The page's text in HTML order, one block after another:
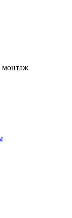
монтаж